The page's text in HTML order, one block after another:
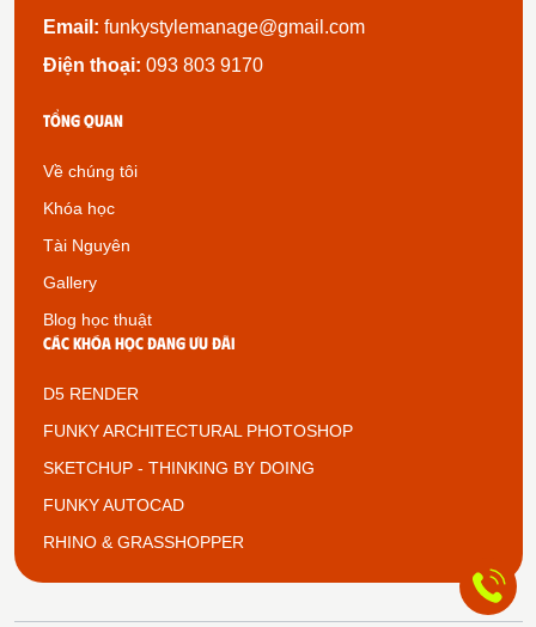
Email: funkystylemanage@gmail.com
Điện thoại: 093 803 9170
Tổng quan
Về chúng tôi
Khóa học
Tài Nguyên
Gallery
Blog học thuật
Các khóa học đang ưu đãi
D5 RENDER
FUNKY ARCHITECTURAL PHOTOSHOP
SKETCHUP - THINKING BY DOING
FUNKY AUTOCAD
RHINO & GRASSHOPPER